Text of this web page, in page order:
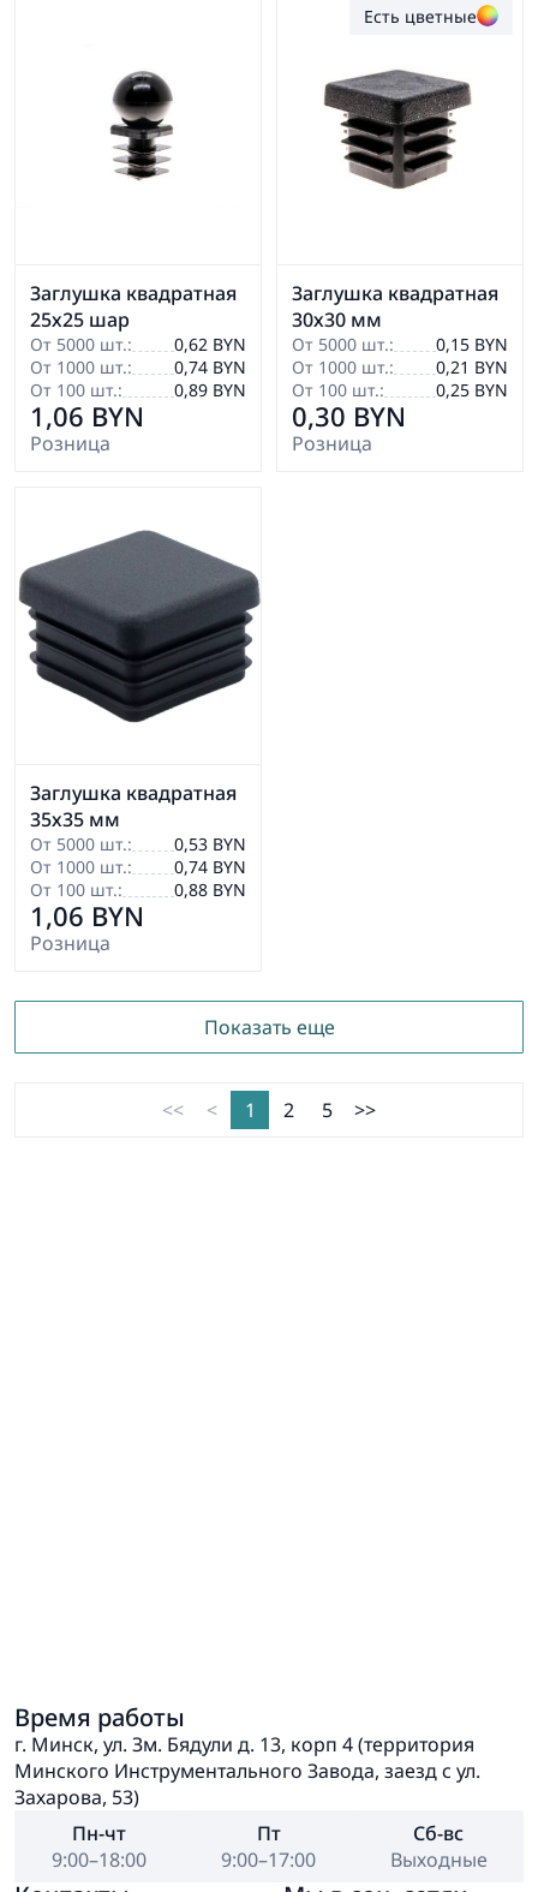
Заглушка квадратная
25х25 шар
От 5000 шт.:
0,62 BYN
От 1000 шт.:
0,74 BYN
От 100 шт.:
0,89 BYN
1,06 BYN
Розница
Есть цветные
Заглушка квадратная
30х30 мм
От 5000 шт.:
0,15 BYN
От 1000 шт.:
0,21 BYN
От 100 шт.:
0,25 BYN
0,30 BYN
Розница
Заглушка квадратная
35х35 мм
От 5000 шт.:
0,53 BYN
От 1000 шт.:
0,74 BYN
От 100 шт.:
0,88 BYN
1,06 BYN
Розница
Показать еще
<< < 1 2 5 >>
Время работы
г. Минск, ул. Зм. Бядули д. 13, корп 4 (территория
Минского Инструментального Завода, заезд с ул.
Захарова, 53)
Пн-чт
9:00–18:00
Пт
9:00–17:00
Сб-вс
Выходные